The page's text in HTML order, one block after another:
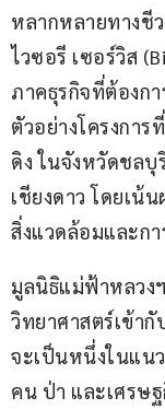
หลากหลายทางชี
ไวซอรี เซอร์วิส
ภาคธุรกิจที่ต้องก
ตัวอย่างโครงการ
ดิง ในจังหวัดชล
เชียงดาว โดยเน้
สิ่งแวดล้อมและก
มูลนิธิแม่ฟ้าหลวง
วิทยาศาสตร์เข้า
จะเป็นหนึ่งในแน
คน ป่า และเศรษ